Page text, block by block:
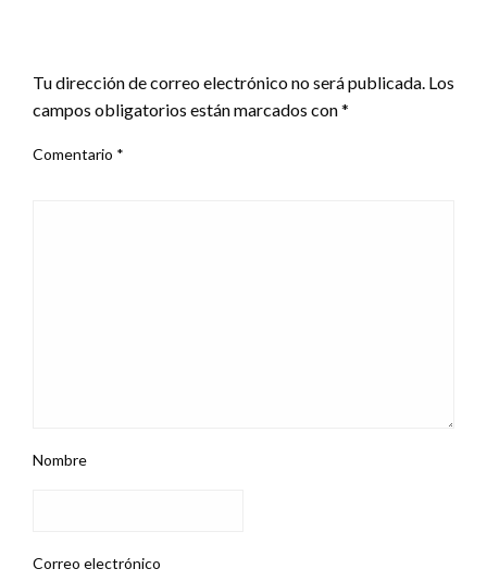
Tu dirección de correo electrónico no será publicada. Los
campos obligatorios están marcados con*
Comentario *
Nombre
Correo electrónico